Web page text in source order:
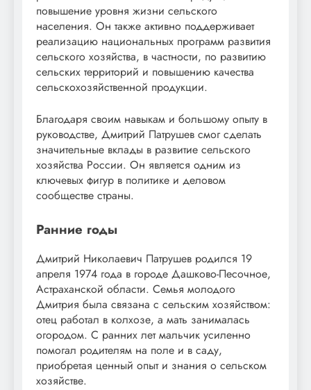
повышение уровня жизни сельского
населения. Он также активно поддерживает
реализацию национальных программ развития
сельского хозяйства, в частности, по развитию
сельских территорий и повышению качества
сельскохозяйственной продукции.
Благодаря своим навыкам и большому опыту в
руководстве, Дмитрий Патрушев смог сделать
значительные вклады в развитие сельского
хозяйства России. Он является одним из
ключевых фигур в политике и деловом
сообществе страны.
Ранние годы
Дмитрий Николаевич Патрушев родился 19
апреля 1974 года в городе Дашково-Песочное,
Астраханской области. Семья молодого
Дмитрия была связана с сельским хозяйством:
отец работал в колхозе, а мать занималась
огородом. С ранних лет мальчик усиленно
помогал родителям на поле и в саду,
приобретая ценный опыт и знания о сельском
хозяйстве.